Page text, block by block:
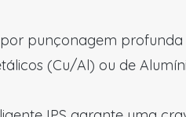
punçonagem profunda
(Cu/Al) ou de